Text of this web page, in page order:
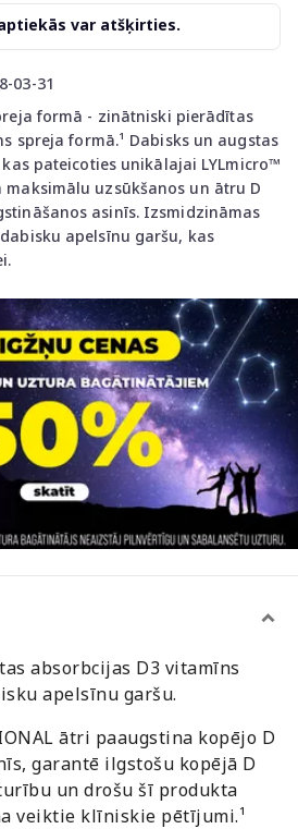
03-31
formā - zinātniski pierādītas
spreja formā.¹ Dabisks un augstas
pateicoties unikālajai LYLmicro™
uzsūkšanos un ātru D
asinīs. Izsmidzināmas
apelsīnu garšu, kas
var atšķirties.
absorbcijas D3 vitamīns
apelsīnu garšu.
ātri paaugstina kopējo D
garantē ilgstošu kopējā D
un drošu šī produkta
veiktie klīniskie pētījumi.¹